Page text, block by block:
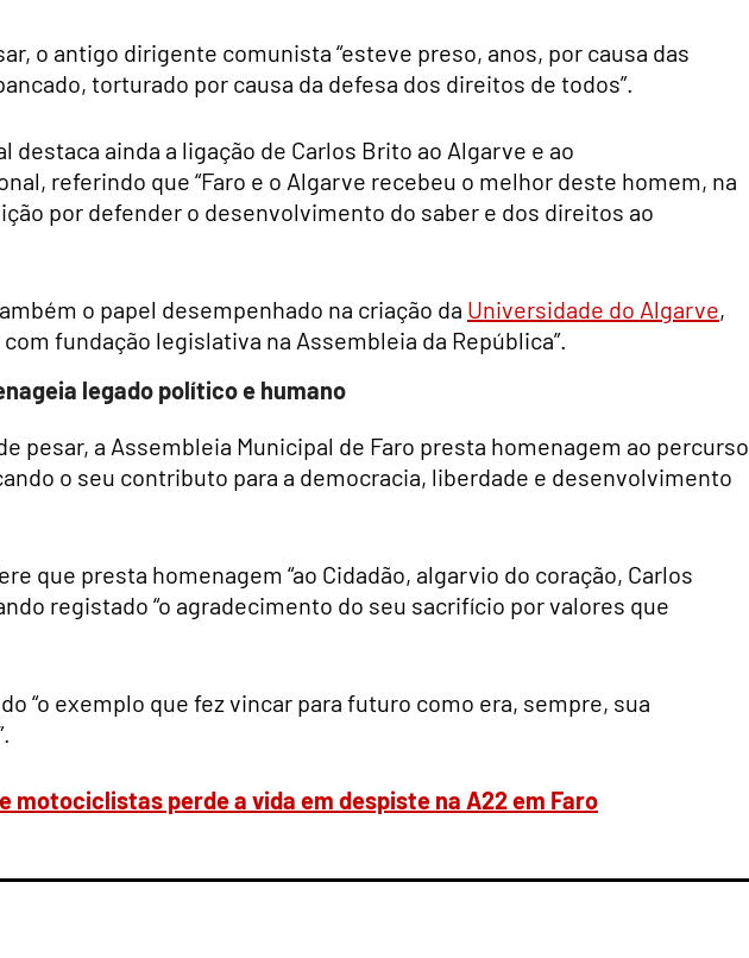
o antigo dirigente comunista “esteve preso, anos, por causa das
torturado por causa da defesa dos direitos de todos”.
destaca ainda a ligação de Carlos Brito ao Algarve e ao
referindo que “Faro e o Algarve recebeu o melhor deste homem, na
por defender o desenvolvimento do saber e dos direitos ao
o papel desempenhado na criação da Universidade do Algarve,
fundação legislativa na Assembleia da República”.
legado político e humano
pesar, a Assembleia Municipal de Faro presta homenagem ao percurso
o seu contributo para a democracia, liberdade e desenvolvimento
que presta homenagem “ao Cidadão, algarvio do coração, Carlos
registado “o agradecimento do seu sacrifício por valores que
“o exemplo que fez vincar para futuro como era, sempre, sua
motociclistas perde a vida em despiste na A22 em Faro